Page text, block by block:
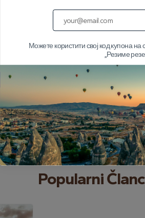
Наши
Popularni
Можете користити свој код купона
„Резиме